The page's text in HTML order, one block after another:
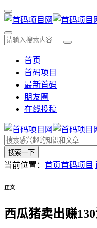
首页
首码项目
最新首码
朋友圈
在线投稿
搜索一下
当前位置： 首页首码项目
正文
西瓜猪卖出赚